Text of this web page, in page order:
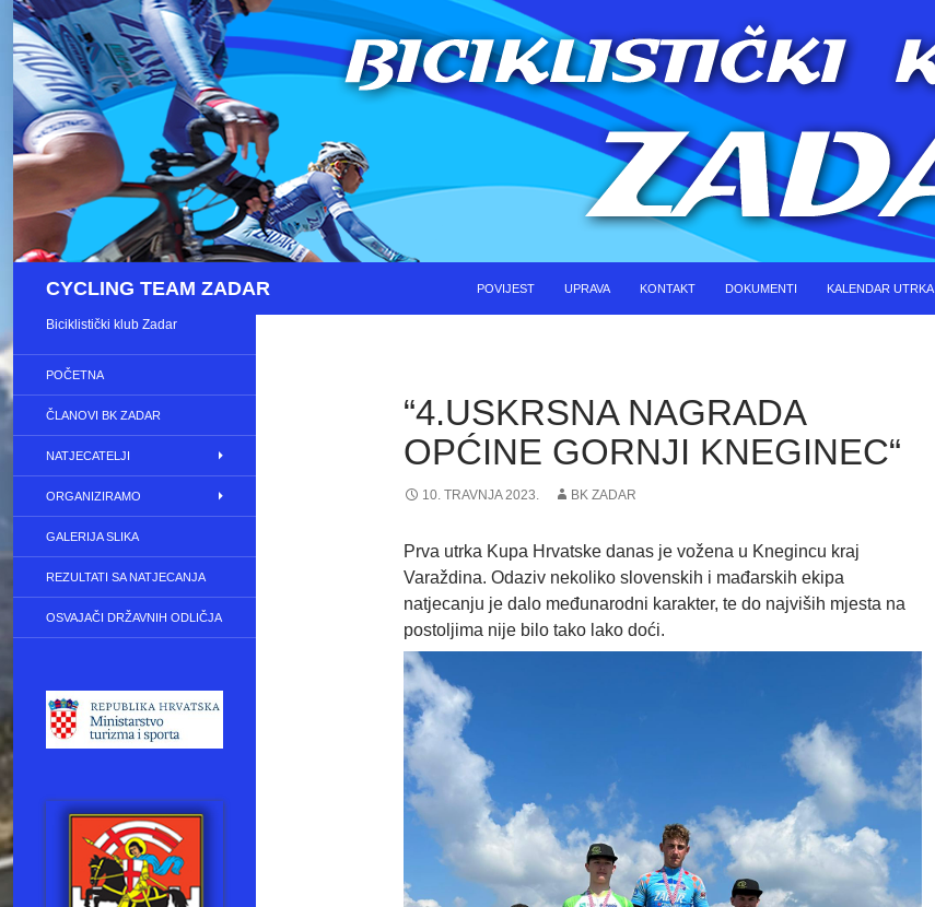
CYCLING TEAM ZADAR
POVIJEST
UPRAVA KONTAKT DOKUMENTI KALENDAR UTRKA
“4.USKRSNA NAGRADA
OPĆINE GORNJI KNEGINEC“
10. TRAVNJA 2023. BK ZADAR
Prva utrka Kupa Hrvatske danas je vožena u Knegincu kraj
Varaždina. Odaziv nekoliko slovenskih i mađarskih ekipa
natjecanju je dalo međunarodni karakter, te do najviših mjesta na
postoljima nije bilo tako lako doći.
Biciklistički klub Zadar
POČETNA
ČLANOVI BK ZADAR
NATJECATELJI
ORGANIZIRAMO
GALERIJA SLIKA
REZULTATI SA NATJECANJA
OSVAJAČI DRŽAVNIH ODLIČJA